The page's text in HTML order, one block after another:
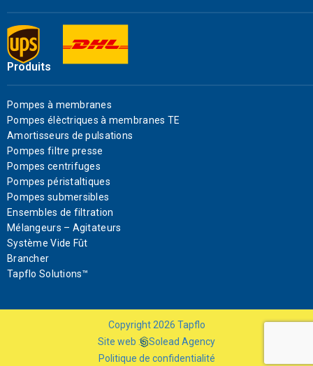
Produits
Pompes à membranes
Pompes élèctriques à membranes TE
Amortisseurs de pulsations
Pompes filtre presse
Pompes centrifuges
Pompes péristaltiques
Pompes submersibles
Ensembles de filtration
Mélangeurs – Agitateurs
Système Vide Fût
Brancher
Tapflo Solutions™
Copyright 2026 Tapflo
Site web :
Solead Agency
Politique de confidentialité